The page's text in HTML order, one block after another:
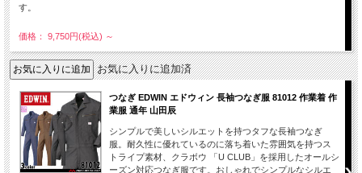
す。
価格： 9,750円(税込) ～
お気に入りに追加済
つなぎ EDWIN エドウィン 長袖つなぎ服 81012 作業着 作
業服 通年 山田辰
シンプルで美しいシルエットを持つタフな長袖つなぎ
服。耐久性に優れているのに落ち着いた雰囲気を持つス
トライプ素材、クラボウ 「U CLUB」を採用したオールシ
ーズン対応つなぎ服です。おしゃれでシンプルなシルエ